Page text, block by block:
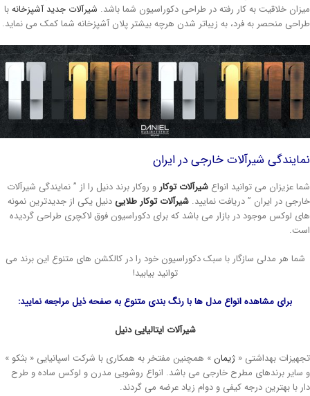
خلاقیت به کار رفته در طراحی دکوراسیون شما باشد.شیرآلات جدید آشپزخانهبا
منحصر به فرد، به زیباتر شدن هرچه بیشتر پلان آشپزخانه شما کمک می نماید.
شیرآلات خارجی در ایران
عزیزان می توانید انواعشیرآلات توکارو روکار برند دنیل را از ” نمایندگی شیرآلات
در ایران ” دریافت نمایید.شیرآلات توکار طلاییدنیل یکی از جدیدترین نمونه
لوکس موجود در بازار می باشد که برای دکوراسیون فوق لاکچری طراحی گردیده
شما هر مدلی سازگار با سبک دکوراسیون خود را در کالکشن های متنوع این برند می
توانید بیابید!
برای مشاهده انواع مدل ها با رنگ بندی متنوع به صفحه ذیل مراجعه نمایید:
شیرآلات ایتالیایی دنیل
بهداشتی «ژیمان» همچنین مفتخر به همکاری با شرکت اسپانیایی « بثکو »
برندهای مطرح خارجی می باشد. انواع روشویی مدرن و لوکس ساده و طرح
با بهترین درجه کیفی و دوام زیاد عرضه می گردند.